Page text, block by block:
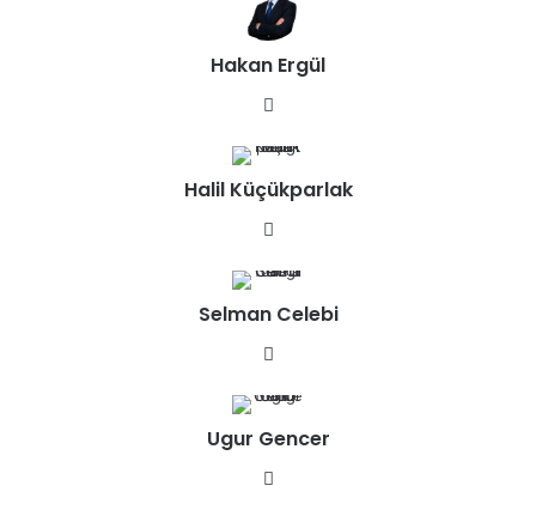
esi
Hakan Ergül
sit
esi
Halil Küçükparlak
sit
esi
Selman Celebi
sit
esi
Ugur Gencer